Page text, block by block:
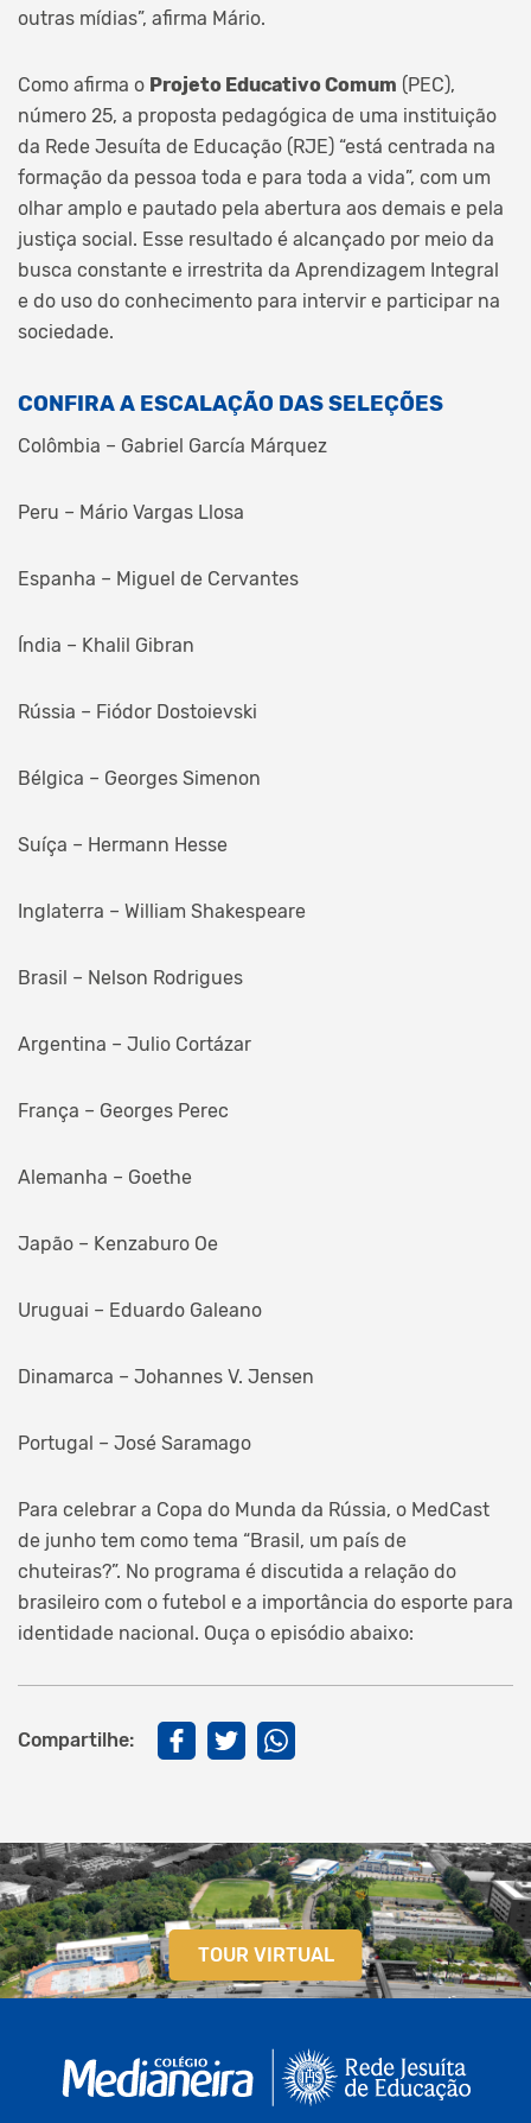
outras mídias”, afirma Mário.
Como afirma o Projeto Educativo Comum (PEC),
número 25, a proposta pedagógica de uma instituição
da Rede Jesuíta de Educação (RJE) “está centrada na
formação da pessoa toda e para toda a vida”, com um
olhar amplo e pautado pela abertura aos demais e pela
justiça social. Esse resultado é alcançado por meio da
busca constante e irrestrita da Aprendizagem Integral
e do uso do conhecimento para intervir e participar na
sociedade.
CONFIRA A ESCALAÇÃO DAS SELEÇÕES
Colômbia – Gabriel García Márquez
Peru – Mário Vargas Llosa
Espanha – Miguel de Cervantes
Índia – Khalil Gibran
Rússia – Fiódor Dostoievski
Bélgica – Georges Simenon
Suíça – Hermann Hesse
Inglaterra – William Shakespeare
Brasil – Nelson Rodrigues
Argentina – Julio Cortázar
França – Georges Perec
Alemanha – Goethe
Japão – Kenzaburo Oe
Uruguai – Eduardo Galeano
Dinamarca – Johannes V. Jensen
Portugal – José Saramago
Para celebrar a Copa do Munda da Rússia, o MedCast
de junho tem como tema “Brasil, um país de
chuteiras?”. No programa é discutida a relação do
brasileiro com o futebol e a importância do esporte para
identidade nacional. Ouça o episódio abaixo:
Compartilhe:
TOUR VIRTUAL